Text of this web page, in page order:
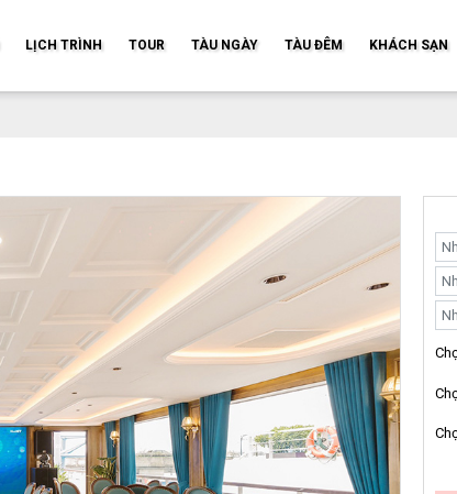
LỊCH TRÌNH TOUR TÀU NGÀY TÀU ĐÊM KHÁCH SẠN